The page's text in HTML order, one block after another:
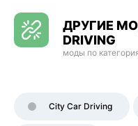
ДРУГИЕ
DRIVING
моды по
City Car Driving